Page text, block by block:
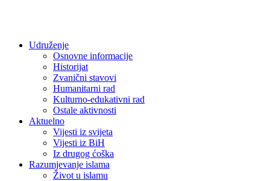
Udruženje
Osnovne informacije
Historijat
Zvanični stavovi
Humanitarni rad
Kulturno-edukativni rad
Ostale aktivnosti
Aktuelno
Vijesti iz svijeta
Vijesti iz BiH
Iz drugog ćoška
Razumjevanje islama
Život u islamu